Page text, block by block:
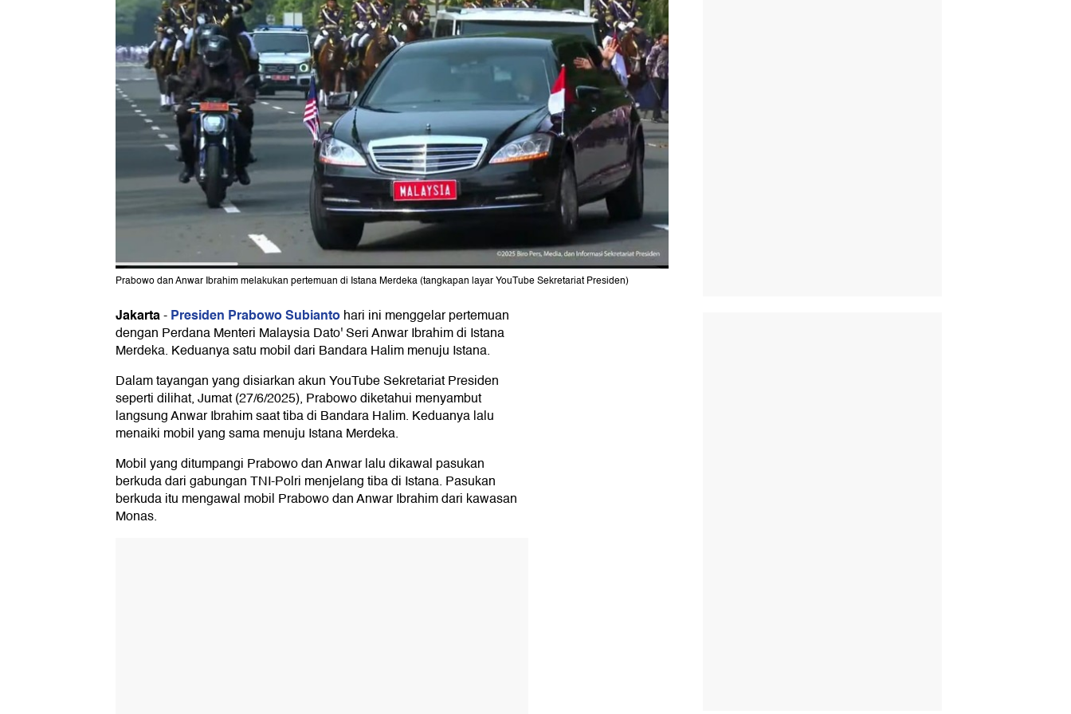
Prabowo dan Anwar Ibrahim melakukan pertemuan di Istana Merdeka (tangkapan layar YouTube Sekretariat Presiden)
Jakarta-Presiden Prabowo Subiantohari ini menggelar pertemuan
dengan Perdana Menteri Malaysia Dato' Seri Anwar Ibrahim di Istana
Merdeka. Keduanya satu mobil dari Bandara Halim menuju Istana.
Dalam tayangan yang disiarkan akun YouTube Sekretariat Presiden
seperti dilihat, Jumat (27/6/2025), Prabowo diketahui menyambut
langsung Anwar Ibrahim saat tiba di Bandara Halim. Keduanya lalu
menaiki mobil yang sama menuju Istana Merdeka.
Mobil yang ditumpangi Prabowo dan Anwar lalu dikawal pasukan
berkuda dari gabungan TNI-Polri menjelang tiba di Istana. Pasukan
berkuda itu mengawal mobil Prabowo dan Anwar Ibrahim dari kawasan
Monas.